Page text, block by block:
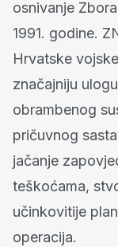
osnivanje
1991. godine.
Hrvatske
značajniju
obrambenog
pričuvnog
jačanje
teškoćama,
učinkovitije
operacija.